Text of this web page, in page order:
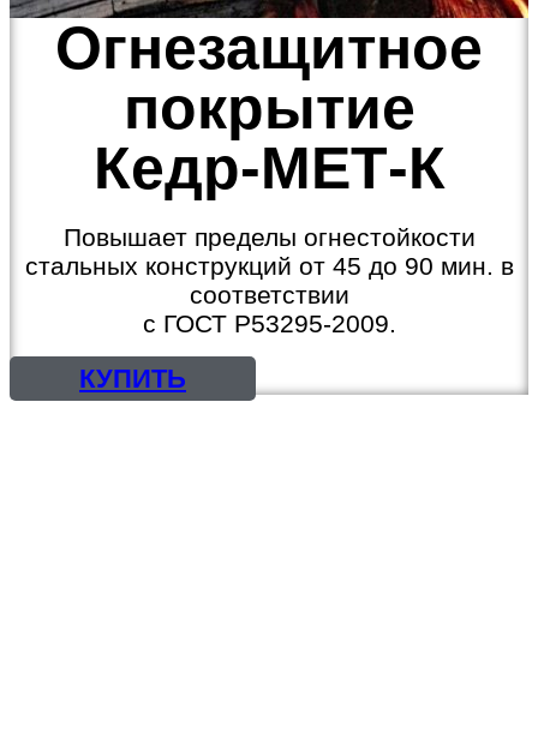
Огнезащитное
покрытие
Кедр-МЕТ-К
Повышает пределы огнестойкости
стальных конструкций от 45 до 90 мин. в
соответствии
с ГОСТ Р53295-2009.
КУПИТЬ